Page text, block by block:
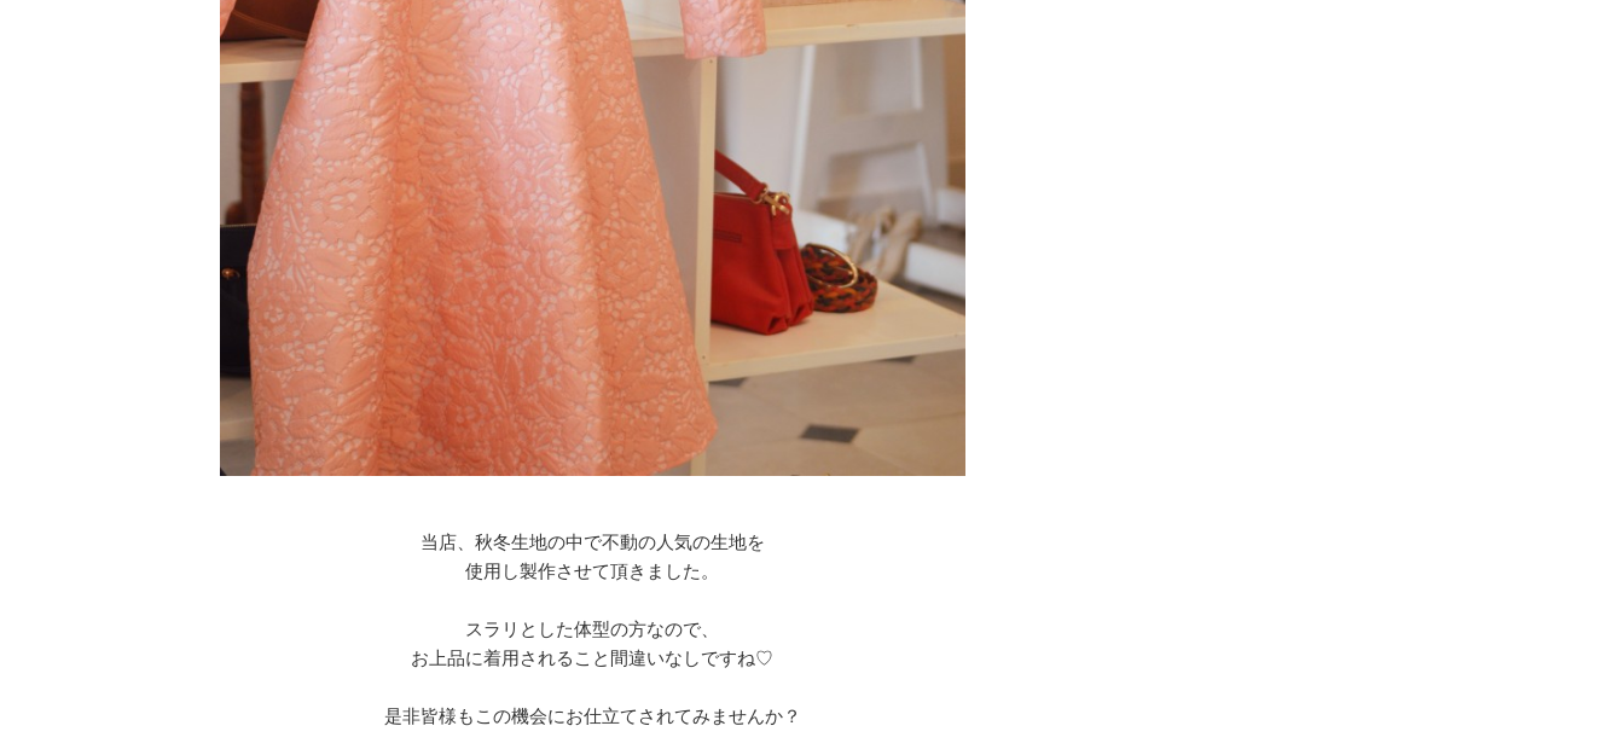
当店、秋冬生地の中で不動の人気の生地を
使用し製作させて頂きました。
スラリとした体型の方なので、
お上品に着用されること間違いなしですね♡
是非皆様もこの機会にお仕立てされてみませんか？